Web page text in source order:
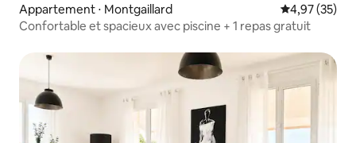
Appartement ⋅ Montgaillard Évaluation
4,97 (35)
Confortable et spacieux avec piscine + 1 repas gratuit